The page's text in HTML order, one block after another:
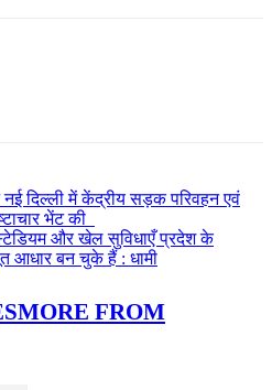
नई दिल्ली में केंद्रीय सड़क परिवहन एवं
भेंट की
और खेल सुविधाएँ प्रदेश के
आधार बन चुके हैं : धामी
MORE FROM